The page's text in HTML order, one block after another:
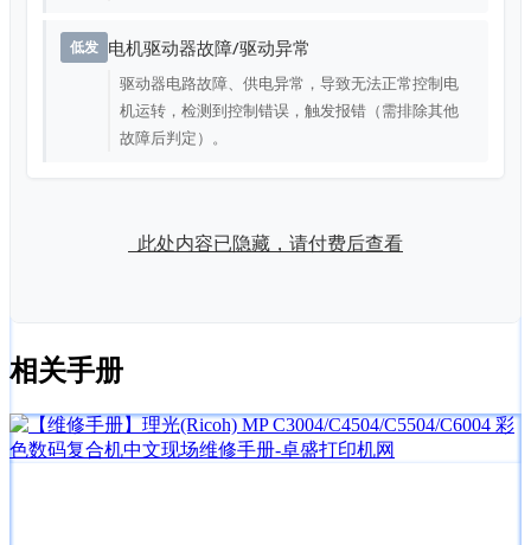
低发 电机驱动器故障/驱动异常
驱动器电路故障、供电异常，导致无法正常控制电
机运转，检测到控制错误，触发报错（需排除其他
故障后判定）。
此处内容已隐藏，请付费后查看
相关手册